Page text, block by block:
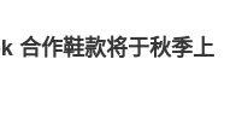
合作鞋款将于秋季上